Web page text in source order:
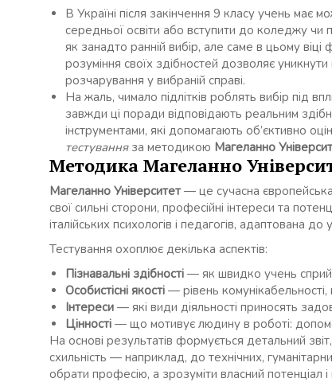
В Україні після закінчення 9 класу учень має
середньої освіти або вступити до коледжу
як занадто ранній вибір, але саме в цьому
розуміння своїх здібностей дозволяє
розчарування у вибраній справі.
На жаль, чимало підлітків роблять вибір під
завжди ці поради відповідають реальним
інструментами, які допомагають об’єктивно
тестуванняза методикою Магеланно
Методика Магеланно
Магеланно Університет— це сучасна європейська
свої сильні сторони, професійні інтереси та
італійських психологів і педагогів, адаптована
Тестування охоплює декілька аспектів:
Пізнавальні здібності — як швидко учень
Особистісні якості — рівень комунікабельності,
Інтереси — які види діяльності приносять
Цінності — що мотивує людину в роботі:
На основі результатів формується детальний
схильність — наприклад, до технічних,
обрати професію, а зрозуміти власний потенціал і